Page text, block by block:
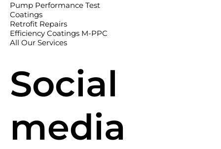
Pump Performance Test
Coatings
Retrofit Repairs
Efficiency Coatings M-PPC
All Our Services
Social
media